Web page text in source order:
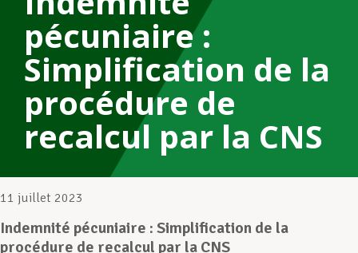
Le LCGB
Structures syndicales
Assistance au Travail
Vos droits
pécuniaire :
Simplification de la
procédure de
recalcul par la CNS
11 juillet 2023
Indemnité pécuniaire : Simplification de la
procédure de recalcul par la CNS